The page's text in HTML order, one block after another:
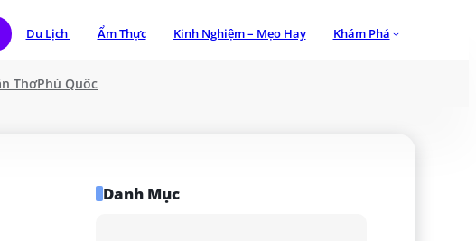
Du Lịch Ẩm Thực Kinh Nghiệm – Mẹo Hay Khám Phá
ThơPhú Quốc
Danh Mục